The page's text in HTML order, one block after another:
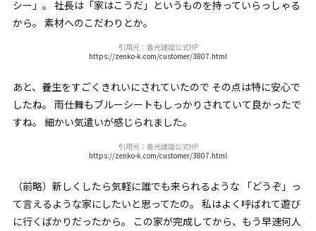
シー」。 社長は「家はこうだ」というものを持っていらっしゃる
から。 素材へのこだわりとか。
引用元：善光建設公式HP
https://zenko-k.com/customer/3807.html
あと、養生をすごくきれいにされていたので その点は特に安心で
したね。 雨仕舞もブルーシートもしっかりされていて良かったで
すね。 細かい気遣いが感じられました。
引用元：善光建設公式HP
https://zenko-k.com/customer/3807.html
（前略）新しくしたら気軽に誰でも来られるような 「どうぞ」っ
て言えるような家にしたいと思ってたの。 私はよく呼ばれて遊び
に行くばかりだったから。 この家が完成してから、もう早速何人